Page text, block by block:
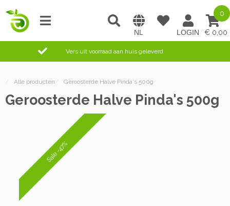
0,00
0
Vers uit voorraad aan huis geleverd
/ Alle producten / Geroosterde Halve Pinda's 500g
Geroosterde Halve Pinda's 500g
Sale -47%